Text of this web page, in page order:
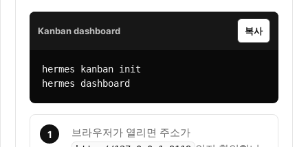
Kanban dashboard 복사
hermes kanban init
hermes dashboard
1 브라우저가 열리면 주소가